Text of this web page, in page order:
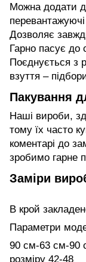
Можна додати
Дозволяє
Гарно пасує до
Поєднується з
взуття –
Пакування
Наші вироби,
тому їх часто
коментарі до
зробимо гарне
Заміри
В крой
Параметри
90 см-63 см-90
розміру 42-48